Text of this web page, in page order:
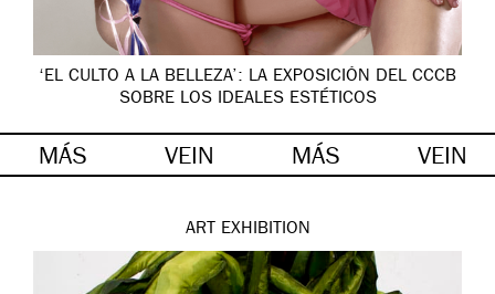
‘EL CULTO A LA BELLEZA’: LA EXPOSICIÓN DEL CCCB
SOBRE LOS IDEALES ESTÉTICOS
MÁS VEIN MÁS VEIN
ART EXHIBITION